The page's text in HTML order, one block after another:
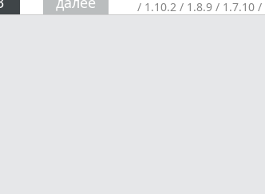
/ 1.10.2 / 1.8.9 / 1.7.10 /